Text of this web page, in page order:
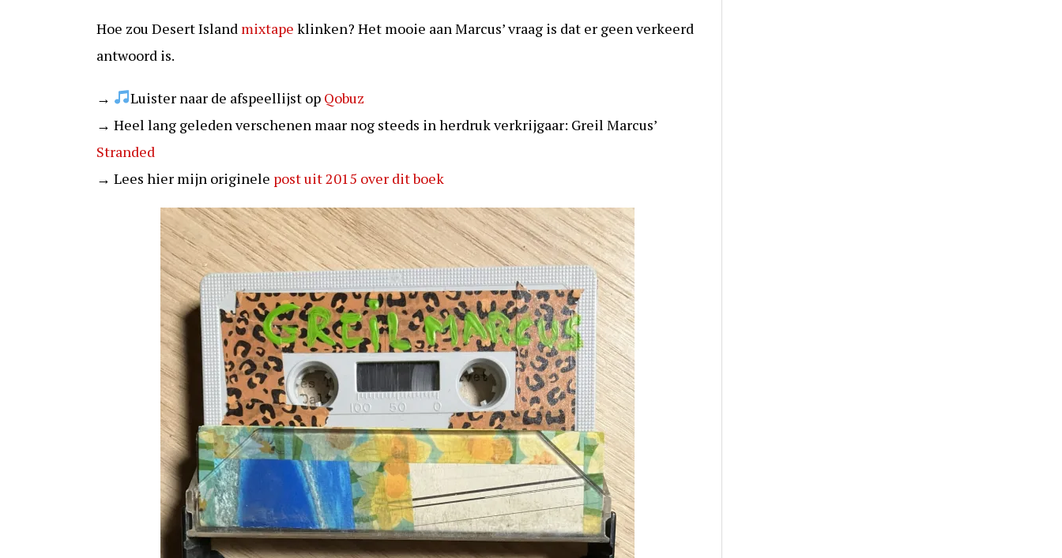
Hoe zou Desert Island mixtape klinken? Het mooie aan Marcus’ vraag is dat er geen verkeerd
antwoord is.
→ Luister naar de afspeellijst op Qobuz
→ Heel lang geleden verschenen maar nog steeds in herdruk verkrijgaar: Greil Marcus’
Stranded
→ Lees hier mijn originele post uit 2015 over dit boek